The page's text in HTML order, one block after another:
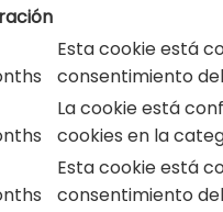
Esta cookie está
consentimiento
La cookie está
cookies en la
Esta cookie está
consentimiento